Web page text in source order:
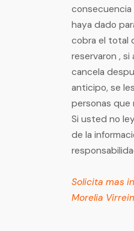
haya dado
cobra el total
reservaron ,
cancela
anticipo, se
personas que
Si usted no
de la
Solicita mas
Morelia